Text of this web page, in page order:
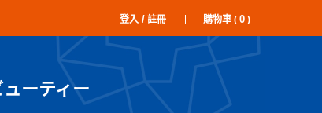
登入 / 註冊 購物車 ( 0 )
ーティー